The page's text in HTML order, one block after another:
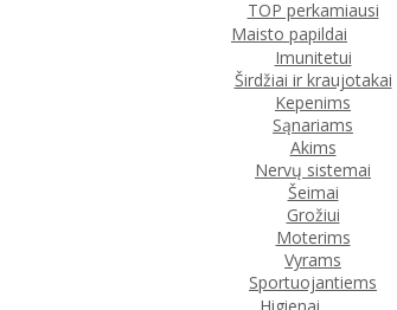
TOP perkamiausi
Maisto papildai
Imunitetui
Širdžiai ir kraujotakai
Kepenims
Sąnariams
Akims
Nervų sistemai
Šeimai
Grožiui
Moterims
Vyrams
Sportuojantiems
Higienai